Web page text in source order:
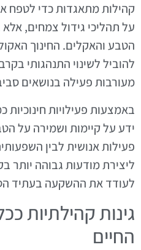
קהילות מתאגדות כדי לטפח
על תהליכי גידול צמחים,
הטבע והאקלים. החינוך
להוביל לשינוי התנהגותי
מעורבות פעילה בנושאים
באמצעות פעילויות חינוכיות
ידע על קיימות ושמירה על
פעילות אנושית לבין
ליצירת מודעות גבוהה יותר
לעודד את ההשקעה בעתיד
גינות קהילתיות
החיים